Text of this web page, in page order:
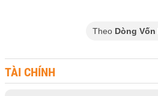
Theo Dòng
TÀI CHÍNH